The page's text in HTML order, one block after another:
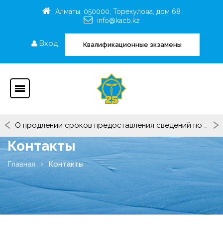
Алматы, 050000, Торекулова, дом 68
info@kacb.kz
Вход Квалификационные экзамены
О продлении сроков предоставления сведений по Критериям Рейтинга ОЮЛ "СРО"КАТБ(П)"
‹ ›
Контакты
Главная Контакты